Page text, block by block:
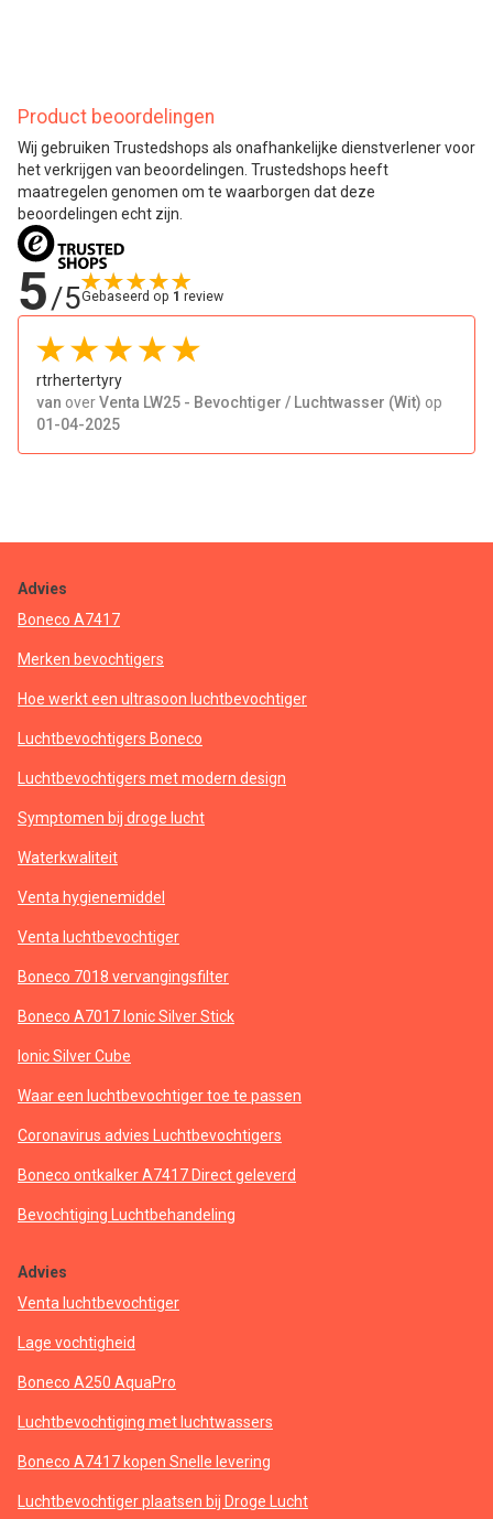
Product beoordelingen
Wij gebruiken Trustedshops als onafhankelijke dienstverlener voor
het verkrijgen van beoordelingen. Trustedshops heeft
maatregelen genomen om te waarborgen dat deze
beoordelingen echt zijn.
5/5Gebaseerd op 1 review
rtrhertertyry
van overVenta LW25 - Bevochtiger / Luchtwasser (Wit) op
01-04-2025
Advies
Boneco A7417
Merken bevochtigers
Hoe werkt een ultrasoon luchtbevochtiger
Luchtbevochtigers Boneco
Luchtbevochtigers met modern design
Symptomen bij droge lucht
Waterkwaliteit
Venta hygienemiddel
Venta luchtbevochtiger
Boneco 7018 vervangingsfilter
Boneco A7017 Ionic Silver Stick
Ionic Silver Cube
Waar een luchtbevochtiger toe te passen
Coronavirus advies Luchtbevochtigers
Boneco ontkalker A7417 Direct geleverd
Bevochtiging Luchtbehandeling
Advies
Venta luchtbevochtiger
Lage vochtigheid
Boneco A250 AquaPro
Luchtbevochtiging met luchtwassers
Boneco A7417 kopen Snelle levering
Luchtbevochtiger plaatsen bij Droge Lucht